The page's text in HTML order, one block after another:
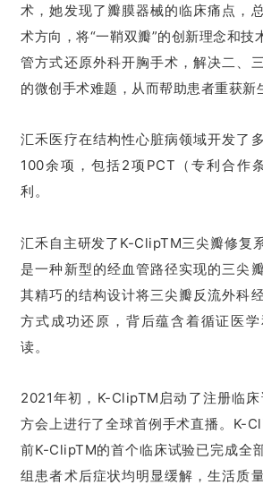
术，她发现了瓣膜器械的临床痛点，
术方向，将“一鞘双瓣”的创新理念和技
管方式还原外科开胸手术，解决二、
的微创手术难题，从而帮助患者重获新
汇禾医疗在结构性心脏病领域开发了
100余项，包括2项PCT（专利合作
利。
汇禾自主研发了K-ClipTM三尖瓣修复
是一种新型的经血管路径实现的三尖
其精巧的结构设计将三尖瓣反流外科
方式成功还原，背后蕴含着循证医
读。
2021年初，K-ClipTM启动了注册临
方会上进行了全球首例手术直播。K-
前K-ClipTM的首个临床试验已完成全
组患者术后症状均明显缓解，生活质